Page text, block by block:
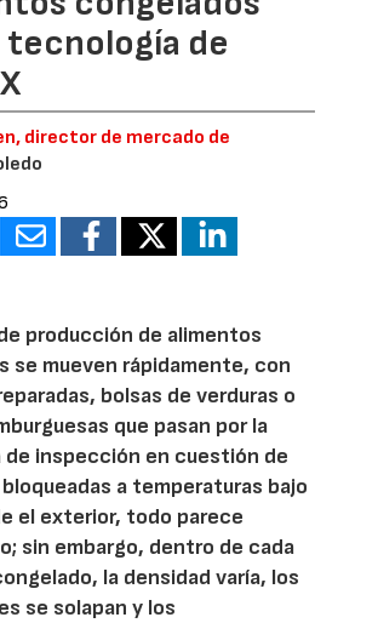
tecnología de
director de mercado de
producción de alimentos
se mueven rápidamente, con
bolsas de verduras o
que pasan por la
inspección en cuestión de
a temperaturas bajo
el exterior, todo parece
sin embargo, dentro de cada
la densidad varía, los
se solapan y los